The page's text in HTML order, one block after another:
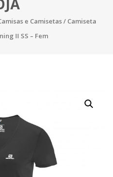
e Camisetas/ Camiseta
II SS – Fem